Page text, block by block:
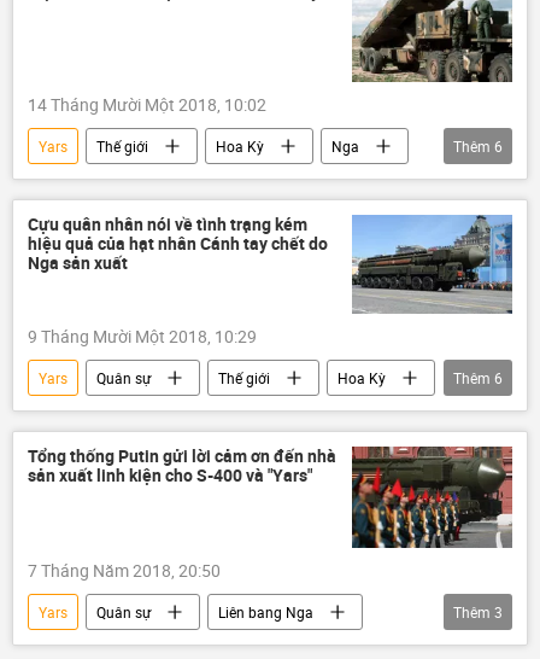
14 Tháng Mười Một 2018, 10:02
Yars Thế giới Hoa Kỳ
Nga
Chính trị
Liên bang Nga
Quân đội Mỹ
quân đội Nga
Topol-M
tên lửa
Thêm 6
Cựu quân nhân nói về tình trạng kém
hiệu quả của hạt nhân Cánh tay chết do
Nga sản xuất
9 Tháng Mười Một 2018, 10:29
Yars Quân sự Thế giới
Hoa Kỳ
Nga
Chính trị
Liên bang Nga
quân đội
vũ khí hạt nhân tên lửa
Thêm 6
Tổng thống Putin gửi lời cảm ơn đến nhà
sản xuất linh kiện cho S-400 và "Yars"
7 Tháng Năm 2018, 20:50
Yars Quân sự
Liên bang Nga
Vladimir Putin
S-400 S-300
Thêm 3